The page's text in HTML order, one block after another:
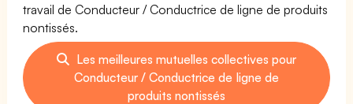
travail de Conducteur / Conductrice de ligne de produits
nontissés.
Les meilleures mutuelles collectives pour
Conducteur / Conductrice de ligne de
produits nontissés